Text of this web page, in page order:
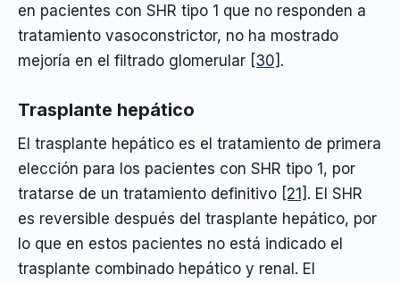
en pacientes con SHR tipo 1 que no responden a
tratamiento vasoconstrictor, no ha mostrado
mejoría en el filtrado glomerular [30] .
Trasplante hepático
El trasplante hepático es el tratamiento de primera
elección para los pacientes con SHR tipo 1, por
tratarse de un tratamiento definitivo [21] . El SHR
es reversible después del trasplante hepático, por
lo que en estos pacientes no está indicado el
trasplante combinado hepático y renal. El